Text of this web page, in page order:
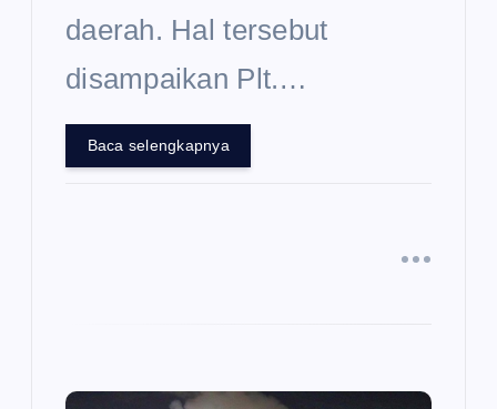
daerah. Hal tersebut
disampaikan Plt.…
Baca selengkapnya